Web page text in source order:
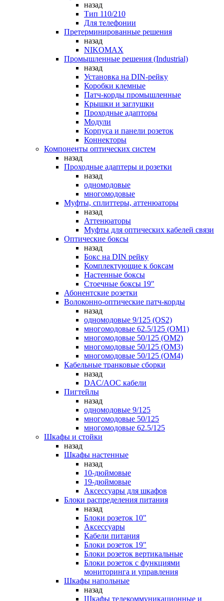
назад
Тип 110/210
Для телефонии
Претерминированные решения
назад
NIKOMAX
Промышленные решения (Industrial)
назад
Установка на DIN-рейку
Коробки клемные
Патч-корды промышленные
Крышки и заглушки
Проходные адапторы
Модули
Корпуса и панели розеток
Коннекторы
Компоненты оптических систем
назад
Проходные адаптеры и розетки
назад
одномодовые
многомодовые
Муфты, сплиттеры, аттенюаторы
назад
Аттенюаторы
Муфты для оптических кабелей связи
Оптические боксы
назад
Бокс на DIN рейку
Комплектующие к боксам
Настенные боксы
Стоечные боксы 19"
Абонентские розетки
Волоконно-оптические патч-корды
назад
одномодовые 9/125 (OS2)
многомодовые 62.5/125 (OM1)
многомодовые 50/125 (OM2)
многомодовые 50/125 (OM3)
многомодовые 50/125 (OM4)
Кабельные транковые сборки
назад
DAC/AOC кабели
Пигтейлы
назад
одномодовые 9/125
многомодовые 50/125
многомодовые 62.5/125
Шкафы и стойки
назад
Шкафы настенные
назад
10-дюймовые
19-дюймовые
Аксессуары для шкафов
Блоки распределения питания
назад
Блоки розеток 10"
Аксессуары
Кабели питания
Блоки розеток 19"
Блоки розеток вертикальные
Блоки розеток с функциями
мониторинга и управления
Шкафы напольные
назад
Шкафы телекоммуникационные и